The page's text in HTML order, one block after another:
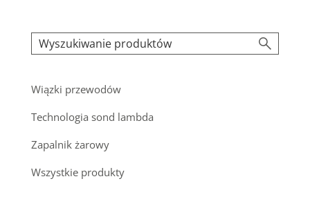
Wiązki przewodów
Technologia sond lambda
Zapalnik żarowy
Wszystkie produkty